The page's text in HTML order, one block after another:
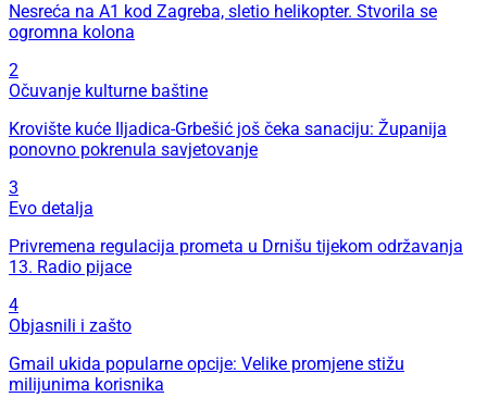
Nesreća na A1 kod Zagreba, sletio helikopter. Stvorila se
ogromna kolona
2
Očuvanje kulturne baštine
Krovište kuće Iljadica-Grbešić još čeka sanaciju: Županija
ponovno pokrenula savjetovanje
3
Evo detalja
Privremena regulacija prometa u Drnišu tijekom održavanja
13. Radio pijace
4
Objasnili i zašto
Gmail ukida popularne opcije: Velike promjene stižu
milijunima korisnika